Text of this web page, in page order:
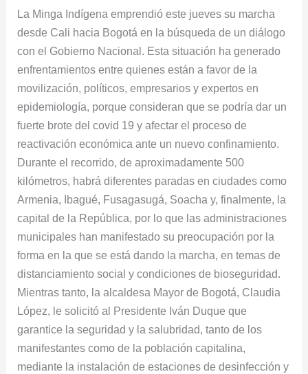
La Minga Indígena emprendió este jueves su marcha
desde Cali hacia Bogotá en la búsqueda de un diálogo
con el Gobierno Nacional. Esta situación ha generado
enfrentamientos entre quienes están a favor de la
movilización, políticos, empresarios y expertos en
epidemiología, porque consideran que se podría dar un
fuerte brote del covid 19 y afectar el proceso de
reactivación económica ante un nuevo confinamiento.
Durante el recorrido, de aproximadamente 500
kilómetros, habrá diferentes paradas en ciudades como
Armenia, Ibagué, Fusagasugá, Soacha y, finalmente, la
capital de la República, por lo que las administraciones
municipales han manifestado su preocupación por la
forma en la que se está dando la marcha, en temas de
distanciamiento social y condiciones de bioseguridad.
Mientras tanto, la alcaldesa Mayor de Bogotá, Claudia
López, le solicitó al Presidente Iván Duque que
garantice la seguridad y la salubridad, tanto de los
manifestantes como de la población capitalina,
mediante la instalación de estaciones de desinfección y
hacia
Bogotá